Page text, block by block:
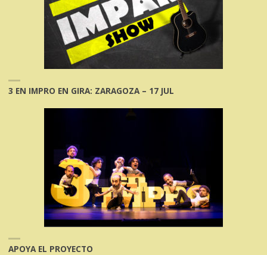
3 EN IMPRO EN GIRA: ZARAGOZA – 17 JUL
APOYA EL PROYECTO